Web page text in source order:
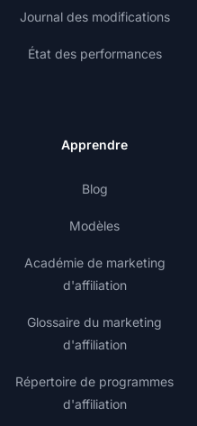
Journal des modifications
État des performances
Apprendre
Blog
Modèles
Académie de marketing
d'affiliation
Glossaire du marketing
d'affiliation
Répertoire de programmes
d'affiliation